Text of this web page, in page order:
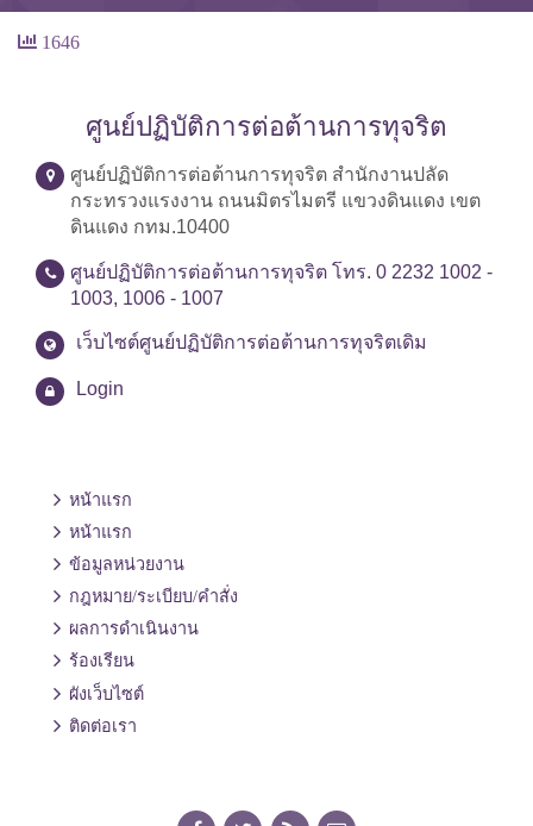
1646
ศูนย์ปฏิบัติการต่อต้านการทุจริต
ศูนย์ปฏิบัติการต่อต้านการทุจริต สำนักงานปลัด
กระทรวงแรงงาน ถนนมิตรไมตรี แขวงดินแดง เขต
ดินแดง กทม.10400
ศูนย์ปฏิบัติการต่อต้านการทุจริต โทร. 0 2232 1002 -
1003, 1006 - 1007
เว็บไซต์ศูนย์ปฏิบัติการต่อต้านการทุจริตเดิม
Login
หน้าแรก
หน้าแรก
ข้อมูลหน่วยงาน
กฎหมาย/ระเบียบ/คำสั่ง
ผลการดำเนินงาน
ร้องเรียน
ผังเว็บไซต์
ติดต่อเรา